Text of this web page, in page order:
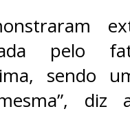
pelo
sendo
diz